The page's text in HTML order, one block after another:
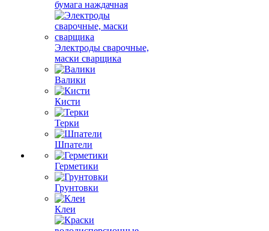
бумага наждачная
Электроды сварочные,
маски сварщика
Валики
Кисти
Терки
Шпатели
Герметики
Грунтовки
Клеи